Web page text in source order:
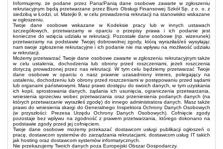
Informujemy, że podane przez Pana/Panią dane osobowe zawarte w zgłoszeniu
rekrutacyjnym będą przetwarzane przez Biuro Obsługi Finansowej Szkół Sp. z o. o. z
siedzibą w Łodzi, ul. Matejki 9, w celu prowadzenia rekrutacji na stanowisko wskazane
w ogłoszeniu.
Twoje dane osobowe wskazane w Kodeksie pracy lub w innych ustawach
szczegółowych, przetwarzamy w oparciu o przepisy prawa i ich podanie jest
konieczne do wzięcia udziału w rekrutacji. Pozostałe dane osobowe (np. wizerunek)
przetwarzamy na podstawie Twojej dobrowolnej zgody, którą wyraziłaś/eś wysyłając
nam swoje zgłoszenie rekrutacyjne i ich podanie nie ma wpływu na możliwość udziału
w rekrutacji.
Możemy przetwarzać Twoje dane osobowe zawarte w zgłoszeniu rekrutacyjnym także
w celu ustalenia, dochodzenia lub obrony przed roszczeniami, jeżeli roszczenia
dotyczą prowadzonej przez nas rekrutacji. W tym celu będziemy przetwarzać Twoje
dane osobowe w oparciu o nasz prawnie uzasadniony interes, polegający na
ustaleniu, dochodzeniu lub obrony przed roszczeniami w postępowaniu przed sądami
lub organami państwowymi. Masz prawo dostępu do swoich danych, w tym uzyskania
ich kopii, sprostowania danych, żądania ich usunięcia, ograniczenia przetwarzania,
wniesienia sprzeciwu wobec przetwarzania oraz przeniesienia podanych danych (na
których przetwarzanie wyraziłeś zgodę) do innego administratora danych. Masz także
prawo do wniesienia skargi do Generalnego Inspektora Ochrony Danych Osobowych
(w przyszłości: Prezesa Urzędu Ochrony Danych Osobowych). Cofnięcie zgody
pozostaje bez wpływu na zgodność z prawem przetwarzania, którego dokonano na
podstawie zgody przed jej cofnięciem.
Twoje dane osobowe możemy przekazać dostawcom usługi publikacji ogłoszeń o
pracę, dostawcom systemów do zarządzania rekrutacjami, dostawcom usług IT takich
jak hosting oraz dostawcom systemów informatycznych.
Nie przekazujemy Twoich danych poza Europejski Obszar Gospodarczy.